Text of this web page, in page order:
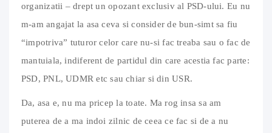
organizatii – drept un opozant exclusiv al PSD-ului. Eu nu
m-am angajat la asa ceva si consider de bun-simt sa fiu
“impotriva” tuturor celor care nu-si fac treaba sau o fac de
mantuiala, indiferent de partidul din care acestia fac parte:
PSD, PNL, UDMR etc sau chiar si din USR.
Da, asa e, nu ma pricep la toate. Ma rog insa sa am
puterea de a ma indoi zilnic de ceea ce fac si de a nu